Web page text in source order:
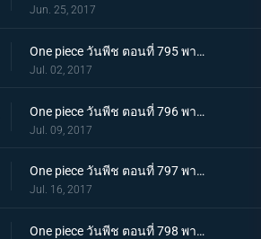
Jun. 25, 2017
One piece วันพีช ตอนที่ 795 พากย์ไทย ความทะเยอทะยานที่ยิ่งใหญ่ บิ๊กมัมกับซีซ่าร์
Jul. 02, 2017
One piece วันพีช ตอนที่ 796 พากย์ไทย ดินแดนแห่งวิญญาณ ความสามารถที่น่ากลัวของมัม
Jul. 09, 2017
One piece วันพีช ตอนที่ 797 พากย์ไทย หัวหน้าใหญ่ ! 1 ใน 3 แม่ทัพแครกเกอร์ปรากฏตัว
Jul. 16, 2017
One piece วันพีช ตอนที่ 798 พากย์ไทย คู่ปรับ 800 ล้าน ลูฟี่ VS แครกเกอร์พันมือ